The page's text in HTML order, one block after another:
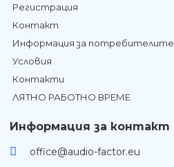
Регистрация
Контакт
Информация за потребителите
Условия
Контакти
ЛЯТНО РАБОТНО ВРЕМЕ
Информация за контакт
office@audio-factor.eu